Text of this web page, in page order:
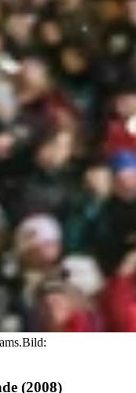
Bild:
(2008)